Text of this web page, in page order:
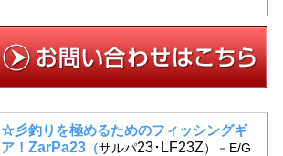
☆彡釣りを極めるためのフィッシングギ
ア！ ZarPa23 （サルパ23･LF23Z）－E/G